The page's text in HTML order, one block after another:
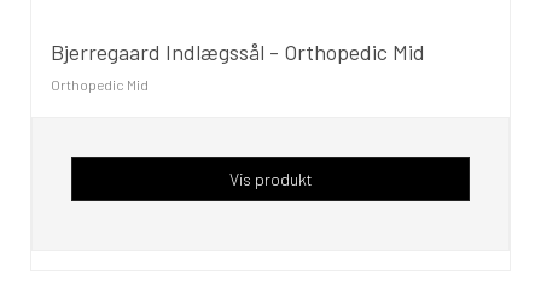
Bjerregaard Indlægssål - Orthopedic Mid
Orthopedic Mid
Vis produkt